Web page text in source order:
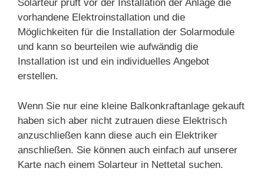
Solarteur prüft vor der Installation der Anlage die
vorhandene Elektroinstallation und die
Möglichkeiten für die Installation der Solarmodule
und kann so beurteilen wie aufwändig die
Installation ist und ein individuelles Angebot
erstellen.
Wenn Sie nur eine kleine Balkonkraftanlage gekauft
haben sich aber nicht zutrauen diese Elektrisch
anzuschließen kann diese auch ein Elektriker
anschließen. Sie können auch einfach auf unserer
Karte nach einem Solarteur in Nettetal suchen.